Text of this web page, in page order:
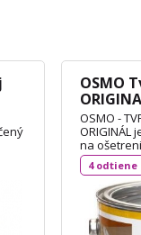
na
OSMO
OSMO -
na
drevených
DIN 18356
korkové
dlaždice.
4 odtiene